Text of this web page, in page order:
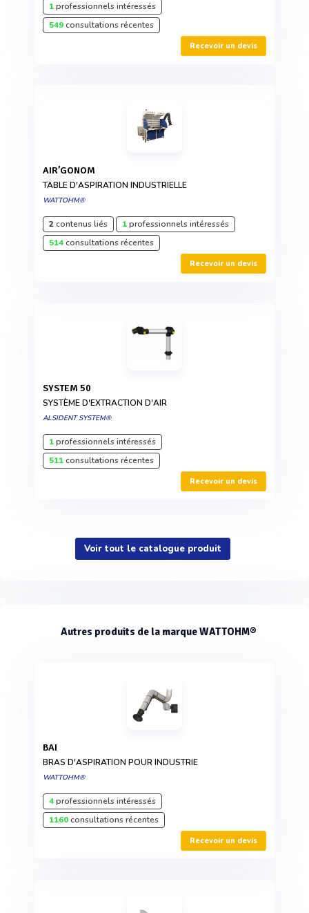
1professionnels intéressés
549consultations récentes
Recevoir un devis
AIR’GONOM
TABLE D'ASPIRATION INDUSTRIELLE
WATTOHM®
2contenus liés 1professionnels intéressés
514consultations récentes
Recevoir un devis
SYSTEM 50
SYSTÈME D'EXTRACTION D'AIR
ALSIDENT SYSTEM®
1professionnels intéressés
511consultations récentes
Recevoir un devis
Voir tout le catalogue produit
Autres produits de la marque WATTOHM®
BAI
BRAS D'ASPIRATION POUR INDUSTRIE
WATTOHM®
4professionnels intéressés
1160consultations récentes
Recevoir un devis